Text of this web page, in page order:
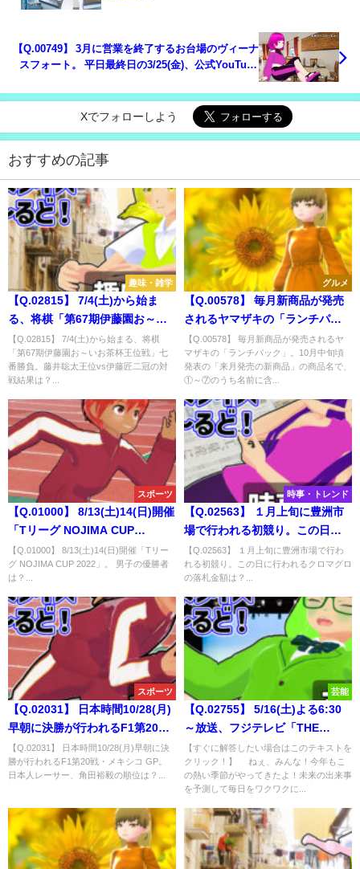
【Q.00749】 3月に営業を終了するお台場のヴィーナ
スフォート。 平日最終日の3/25(金)、公式YouTube
画の内容は？
Xでフォローしよう
おすすめの記事
趣味・雑学
【Q.02815】 7/4(土)から始ま
る、将棋「第67期伊藤園お～い
お茶杯王位戦」七番勝負。藤井
聡太王位vs伊藤匠二冠の対戦結
果は？
【Q.02815】 7/4(土)から始まる、将棋
「第67期伊藤園お～いお茶杯王位戦」七
番勝負。藤井聡太王位vs伊藤匠二冠の対
戦結果は？...
グルメ
【Q.00578】 毎月新商品が発売
されるヤマザキの「ランチパッ
ク」。10月中旬頃発表の「来月
発売の新商品」の商品名で、①
～⑦のうち名前に含まれる単語
【Q.00578】 毎月新商品が発売されるヤ
マザキの「ランチパック」。10月中旬頃
発表の「来月発売の新商品」の商品名で、
①～⑦のうち名前に含...
スポーツ
【Q.01000】 8/13(土)14(日)開催
「Tリーグ NOJIMA CUP
2022」。 男子の優勝者は？
【Q.01000】 8/13(土)14(日)開催「Tリー
グ NOJIMA CUP 2022」。 男子の優勝者
は？...
時事・トレンド
【Q.02563】 １月上旬に豊洲市
場で行われる初競り。この日に
行われるクロマグロの落札金額
は？
【Q.02563】 １月上旬に豊洲市場で行わ
れる初競り。この日に行われるクロマグロ
の落札金額は？...
スポーツ
【Q.02031】 日本時間10/28(月)
早朝に決勝が行われるF1第20
戦・メキシコ GP。 日本人レー
サー、角田裕毅の順位は？
【Q.02031】 日本時間10/28(月)早朝に決
勝が行われるF1第20戦・メキシコ GP。
日本人レーサー、角田裕毅の順位は？...
芸能
【Q.02755】 5/16(土)よる6:30
～放送、フジテレビ「THE
SECOND～漫才トーナメント～
2026」。 優勝するのは？
【すぐに解答したい場合はこのテキストを
クリック！】 ねぇ、みんな！今年もこ
の熱い季節がやってきたよ！未来の出来事
を予測して毎日をワクワクに...